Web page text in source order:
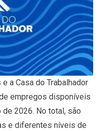
a Casa do Trabalhador
empregos disponíveis
2026. No total, são
e diferentes níveis de